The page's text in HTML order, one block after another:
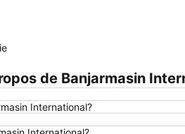
de Banjarmasin
International?